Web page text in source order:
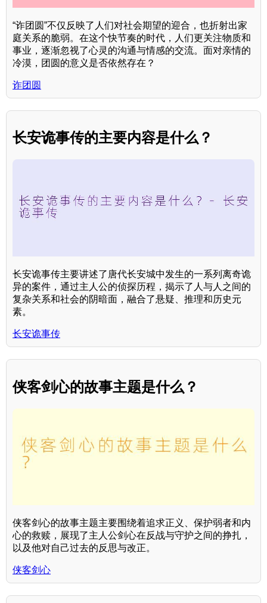
“诈团圆”不仅反映了人们对社会期望的迎合，也折射出家
庭关系的脆弱。在这个快节奏的时代，人们更关注物质和
事业，逐渐忽视了心灵的沟通与情感的交流。面对亲情的
冷漠，团圆的意义是否依然存在？
诈团圆
长安诡事传的主要内容是什么？
长安诡事传主要讲述了唐代长安城中发生的一系列离奇诡
异的案件，通过主人公的侦探历程，揭示了人与人之间的
复杂关系和社会的阴暗面，融合了悬疑、推理和历史元
素。
长安诡事传
侠客剑心的故事主题是什么？
侠客剑心的故事主题主要围绕着追求正义、保护弱者和内
心的救赎，展现了主人公剑心在反战与守护之间的挣扎，
以及他对自己过去的反思与改正。
侠客剑心